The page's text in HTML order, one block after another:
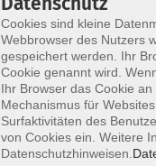
Cookies sind kleine
Webbrowser des Nutzers
gespeichert werden. Ihr
Cookie genannt wird.
Ihr Browser das Cookie
Mechanismus für
Surfaktivitäten des
von Cookies ein. Weitere
Datenschutzhinweisen.